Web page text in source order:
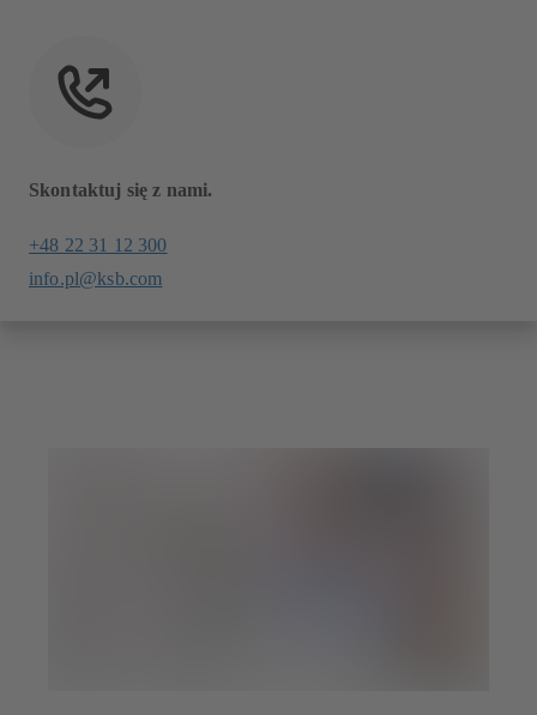
Skontaktuj się z nami.
+48 22 31 12 300
info.pl@ksb.com